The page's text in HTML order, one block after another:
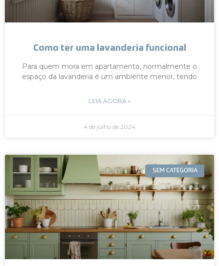
Como ter uma lavanderia funcional
Para quem mora em apartamento, normalmente o
espaço da lavanderia é um ambiente menor, tendo
LEIA AGORA »
4 de julho de 2024
SEM CATEGORIA